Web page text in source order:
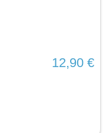
12,90 €